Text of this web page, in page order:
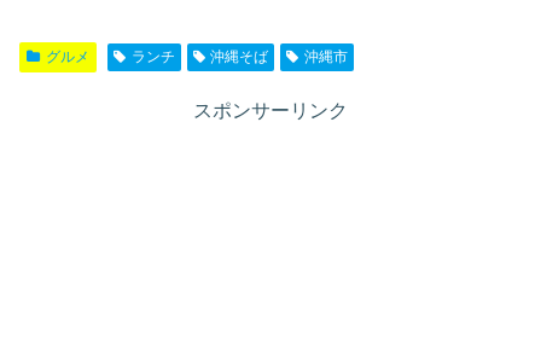
グルメ ランチ 沖縄そば 沖縄市
スポンサーリンク